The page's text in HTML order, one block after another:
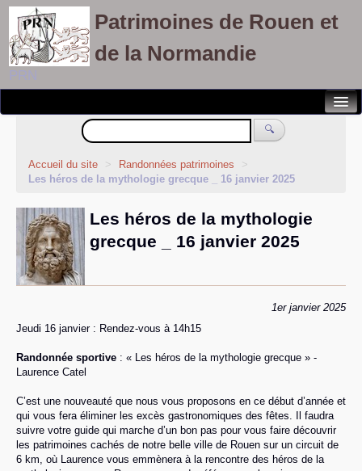
Patrimoines de Rouen et
de la Normandie
PRN
Notre association
Randonnées patrimoines
Visites découvertes
Balades culturelles
Rallyes pédestres
Adhérents
🔍
Accueil du site > Randonnées patrimoines
>
Les héros de la mythologie grecque _ 16 janvier 2025
Les héros de la mythologie
grecque _ 16 janvier 2025
1er janvier 2025
Jeudi 16 janvier : Rendez-vous à 14h15
Randonnée sportive : « Les héros de la mythologie grecque » -
Laurence Catel
C’est une nouveauté que nous vous proposons en ce début d’année et
qui vous fera éliminer les excès gastronomiques des fêtes. Il faudra
suivre votre guide qui marche d’un bon pas pour vous faire découvrir
les patrimoines cachés de notre belle ville de Rouen sur un circuit de
6 km, où Laurence vous emmènera à la rencontre des héros de la